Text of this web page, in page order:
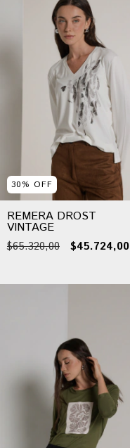
30% OFF
REMERA DROST
VINTAGE
$65.320,00 $45.724,00